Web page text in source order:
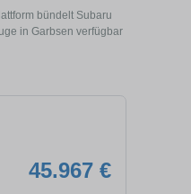
bündelt Subaru
in Garbsen verfügbar
45.967 €